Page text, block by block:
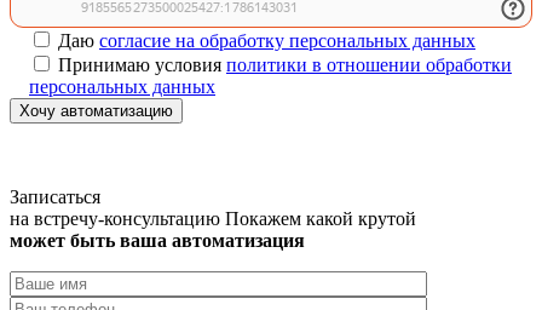
Даю согласие на обработку персональных данных
Принимаю условия политики в отношении обработки
персональных данных
Хочу автоматизацию
Записаться
на встречу-консультацию Покажем какой крутой
может быть ваша автоматизация